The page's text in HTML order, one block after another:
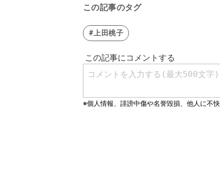
この記事のタグ
#上田桃子